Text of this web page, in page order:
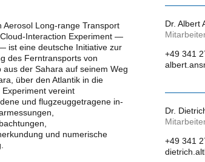
Aerosol Long-range Transport
Interaction Experiment —
ist eine deutsche Initiative zur
des Ferntransports von
aus der Sahara auf seinem Weg
über den Atlantik in die
vereint
und flugzeuggetragene in-
und numerische
Dr. Albert
+49 341
Dr.
+49 341